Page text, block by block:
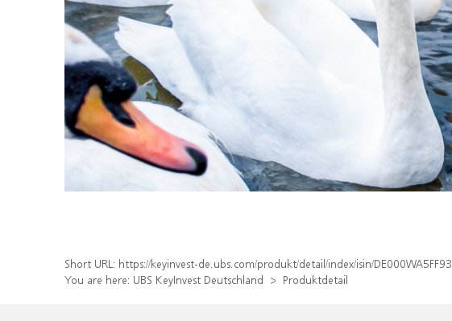
Short URL: https://keyinvest-de.ubs.com/produkt/detail/index/isin/DE000WA5FF93
You are here: UBS KeyInvest Deutschland Produktdetail